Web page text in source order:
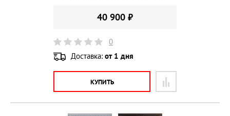
40 900 ₽
0
Доставка: от 1 дня
КУПИТЬ